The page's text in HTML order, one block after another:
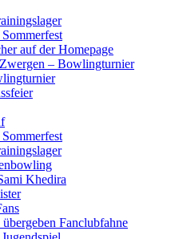
auf der Homepage
– Bowlingturnier
Khedira
Fanclubfahne